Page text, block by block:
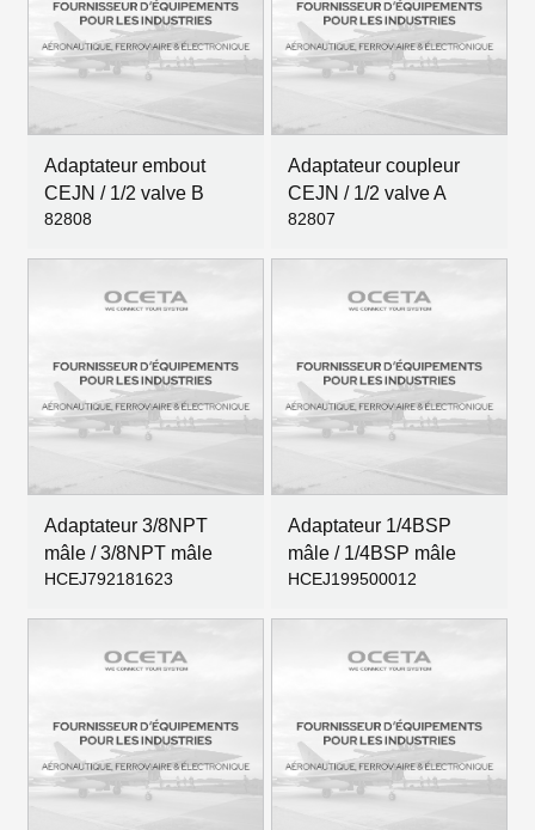
Adaptateur embout
CEJN / 1/2 valve B
82808
Adaptateur coupleur
CEJN / 1/2 valve A
82807
Adaptateur 3/8NPT
mâle / 3/8NPT mâle
HCEJ792181623
Adaptateur 1/4BSP
mâle / 1/4BSP mâle
HCEJ199500012